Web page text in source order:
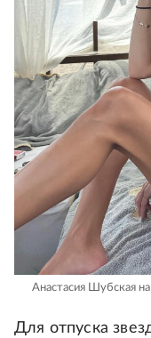
Анастасия Шубская
Для отпуска